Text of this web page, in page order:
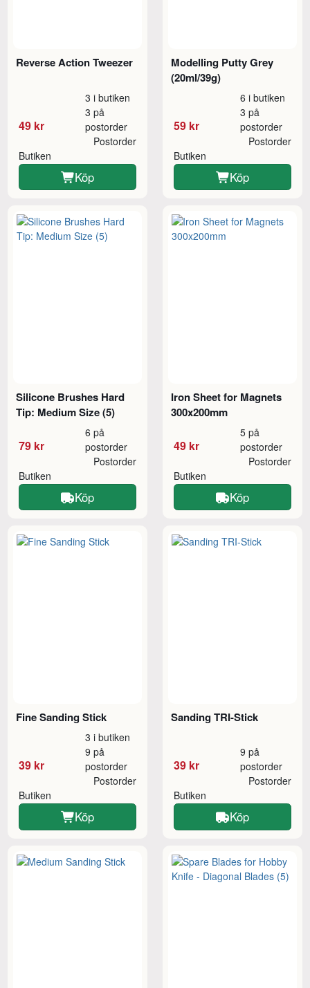
Reverse Action Tweezer
49 kr
3 i butiken
3 på
postorder
Butiken
Postorder
Köp
Modelling Putty Grey
(20ml/39g)
59 kr
6 i butiken
3 på
postorder
Butiken
Postorder
Köp
Silicone Brushes Hard
Tip: Medium Size (5)
79 kr
6 på
postorder
Butiken
Postorder
Köp
Iron Sheet for Magnets
300x200mm
49 kr
5 på
postorder
Butiken
Postorder
Köp
Fine Sanding Stick
39 kr
3 i butiken
9 på
postorder
Butiken
Postorder
Köp
Sanding TRI-Stick
39 kr
9 på
postorder
Butiken
Postorder
Köp